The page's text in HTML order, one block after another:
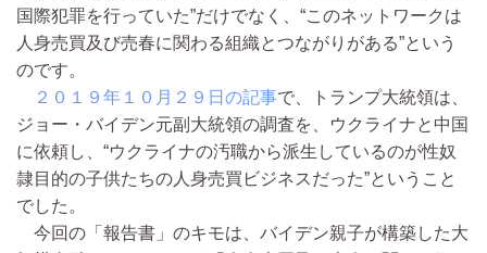
国際犯罪を行っていた”だけでなく、“このネットワークは
人身売買及び売春に関わる組織とつながりがある”という
のです。
２０１９年１０月２９日の記事で、トランプ大統領は、
ジョー・バイデン元副大統領の調査を、ウクライナと中国
に依頼し、“ウクライナの汚職から派生しているのが性奴
隷目的の子供たちの人身売買ビジネスだった”ということ
でした。
今回の「報告書」のキモは、バイデン親子が構築した大